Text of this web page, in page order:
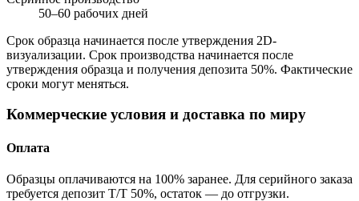
50–60 рабочих дней
Срок образца начинается после утверждения 2D-
визуализации. Срок производства начинается после
утверждения образца и получения депозита 50%. Фактические
сроки могут меняться.
Коммерческие условия и доставка по миру
Оплата
Образцы оплачиваются на 100% заранее. Для серийного заказа
требуется депозит T/T 50%, остаток — до отгрузки.